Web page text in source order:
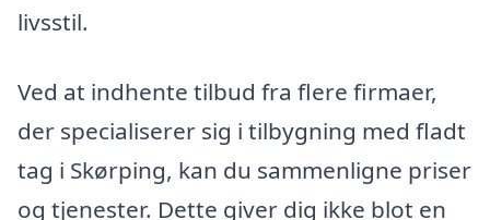
livsstil.
Ved at indhente tilbud fra flere firmaer,
der specialiserer sig i tilbygning med fladt
tag i Skørping, kan du sammenligne priser
og tjenester. Dette giver dig ikke blot en